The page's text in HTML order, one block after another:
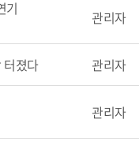
기
관리자
졌다 관리자
관리자